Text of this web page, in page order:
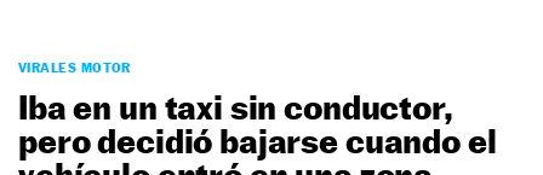
PODCAST
MOTOS
TECNOLOGÍA
SUPERCOCHES
VIRALES MOTOR
Iba en un taxi sin conductor,
pero decidió bajarse cuando el